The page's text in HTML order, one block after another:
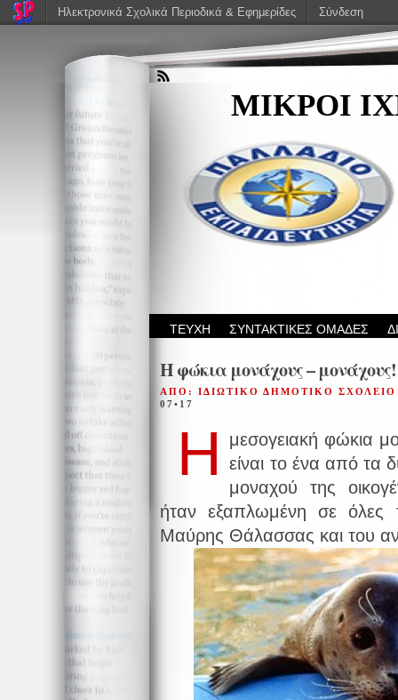
ΜΙΚΡΟΙ
ΤΕΥΧΗ ΣΥΝΤΑΚΤΙΚΕΣ ΟΜΑΔΕΣ
Η φώκια μονάχους – μονάχους!
ΑΠΟ: ΙΔΙΩΤΙΚΟ ΔΗΜΟΤΙΚΟ
07•17
Η
μεσογειακή φώκια
είναι το ένα από τα
μοναχού της
ήταν εξαπλωμένη σε όλες
Μαύρης Θάλασσας και του
Ηλεκτρονικά Σχολικά Περιοδικά & Εφημερίδες Σύνδεση